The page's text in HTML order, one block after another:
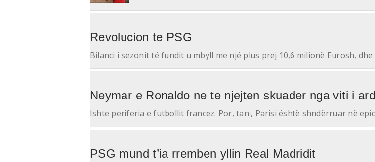
Revolucion te PSG
Bilanci i sezonit të fundit u mbyll me një plus prej 10,6 milionë Eurosh, dhe
Neymar e Ronaldo ne te njejten skuader nga viti i
Ishte periferia e futbollit francez. Por, tani, Parisi është shndërruar në
PSG mund t’ia rremben yllin Real Madridit